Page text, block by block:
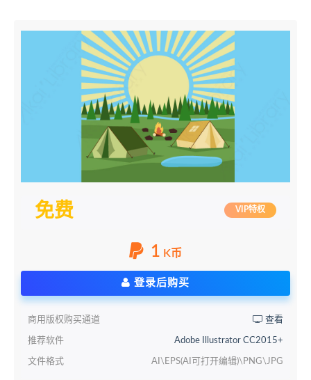
免费 VIP特权
1 K币
登录后购买
商用版权购买通道 查看
推荐软件 Adobe Illustrator CC2015+
文件格式 AI\EPS(AI可打开编辑)\PNG\JPG